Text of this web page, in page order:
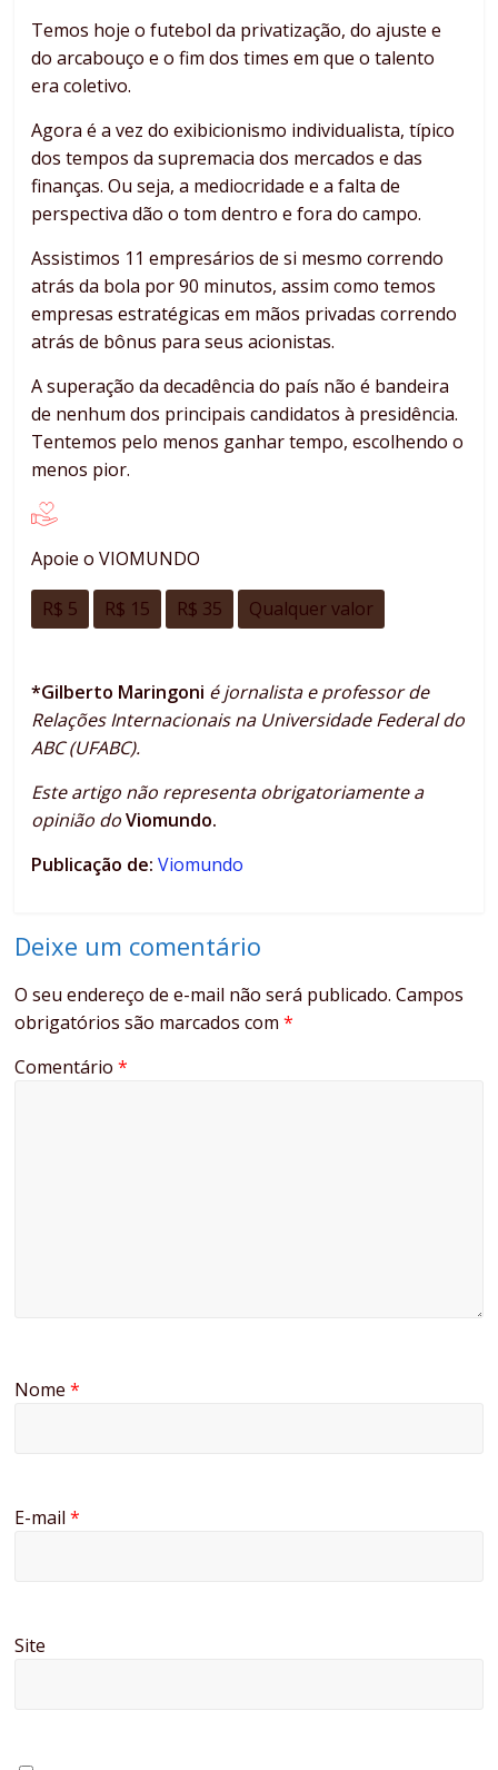
Temos hoje o futebol da privatização, do ajuste e
do arcabouço e o fim dos times em que o talento
era coletivo.
Agora é a vez do exibicionismo individualista, típico
dos tempos da supremacia dos mercados e das
finanças. Ou seja, a mediocridade e a falta de
perspectiva dão o tom dentro e fora do campo.
Assistimos 11 empresários de si mesmo correndo
atrás da bola por 90 minutos, assim como temos
empresas estratégicas em mãos privadas correndo
atrás de bônus para seus acionistas.
A superação da decadência do país não é bandeira
de nenhum dos principais candidatos à presidência.
Tentemos pelo menos ganhar tempo, escolhendo o
menos pior.
Apoie o VIOMUNDO
R$ 5 R$ 15 R$ 35 Qualquer valor
*Gilberto Maringoni é jornalista e professor de
Relações Internacionais na Universidade Federal do
ABC (UFABC).
Este artigo não representa obrigatoriamente a
opinião doViomundo.
Publicação de:Viomundo
Deixe um comentário
O seu endereço de e-mail não será publicado. Campos
obrigatórios são marcados com*
Comentário*
Nome*
E-mail*
Site